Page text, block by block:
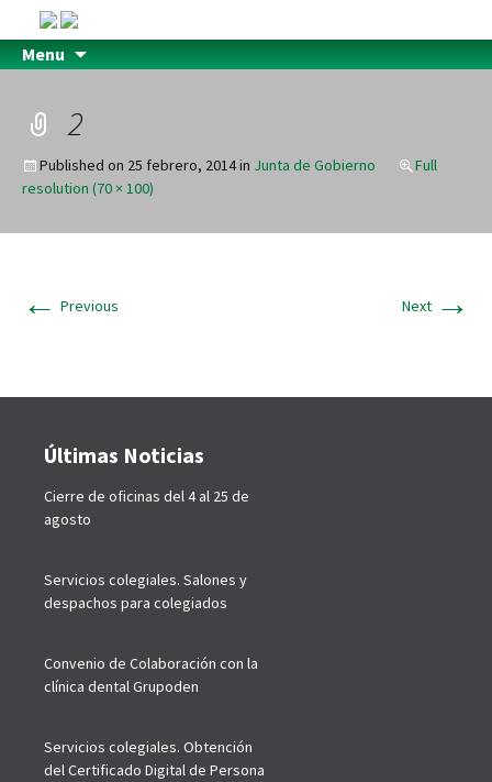
Menu
2
Published on 25 febrero, 2014in Junta de Gobierno
Full
resolution (70 × 100)
← Previous Next →
Últimas Noticias
Cierre de oficinas del 4 al 25 de
agosto
Servicios colegiales. Salones y
despachos para colegiados
Convenio de Colaboración con la
clínica dental Grupoden
Servicios colegiales. Obtención
del Certificado Digital de Persona